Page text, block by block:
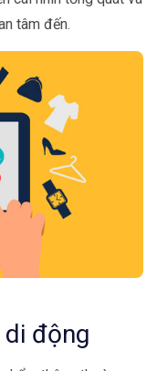
tâm đến.
động